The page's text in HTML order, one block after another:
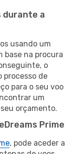
durante a
usando um
base na procura
o
processo de
para o seu voo
um
orçamento.
Prime
, pode aceder a